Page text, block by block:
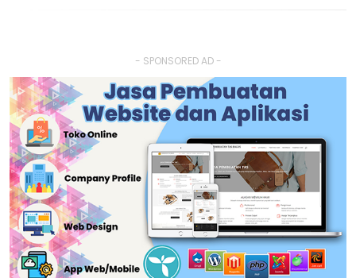
- SPONSORED AD -